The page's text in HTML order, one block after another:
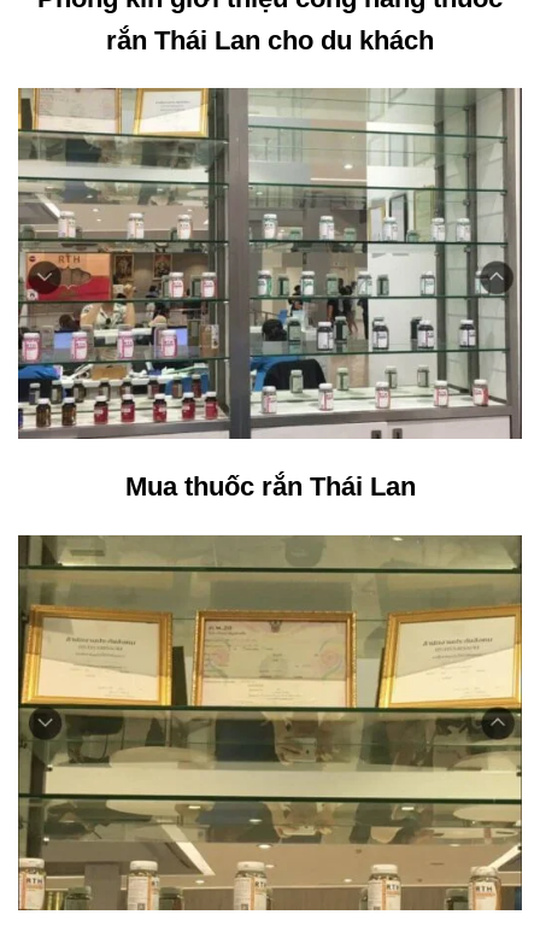
rắn Thái Lan cho du khách
Mua thuốc rắn Thái Lan